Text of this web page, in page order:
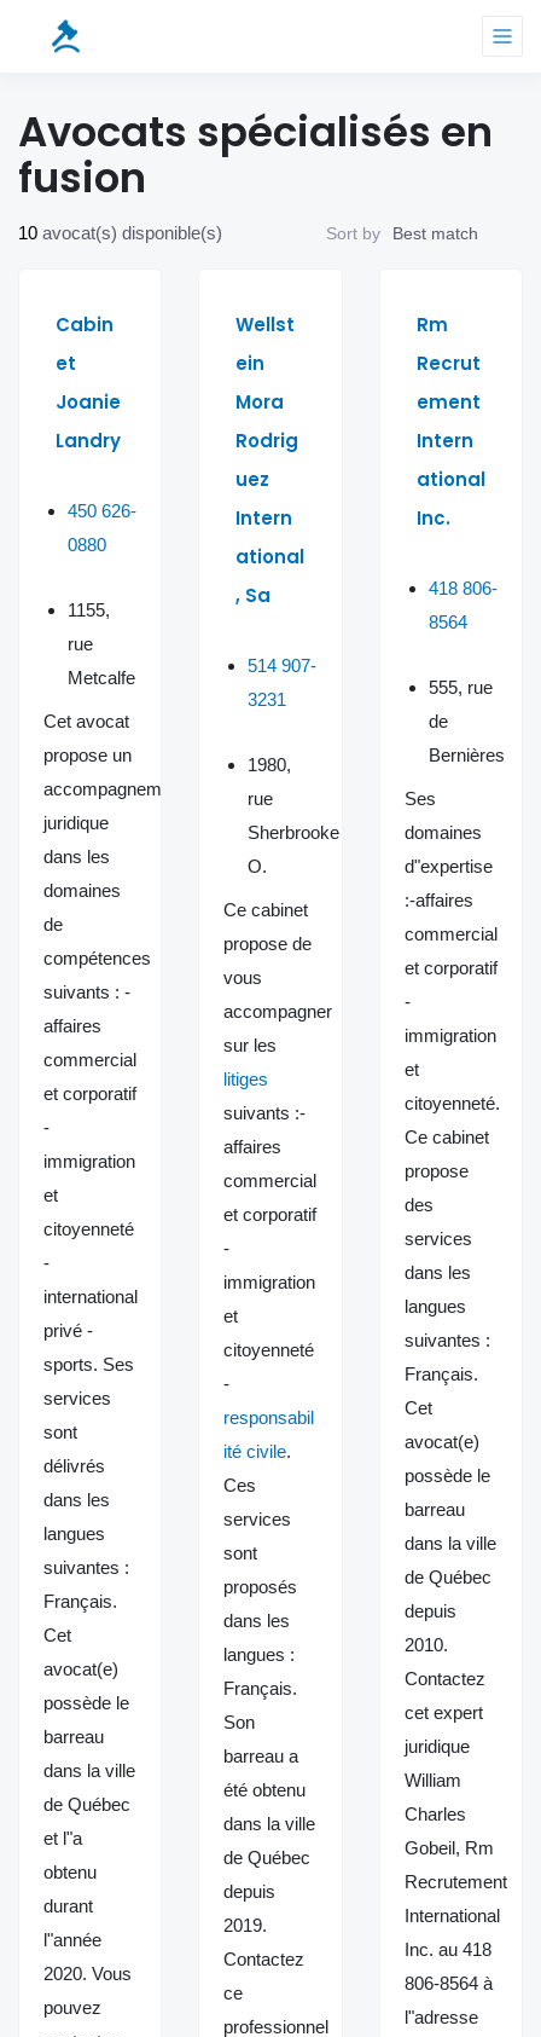
Avocats spécialisés en
fusion
10 avocat(s) disponible(s) Sort by Best match
Cabin
et
Joanie
Landry
450 626-
0880
1155,
rue
Metcalfe
Cet avocat
propose un
accompagnement
juridique
dans les
domaines
de
compétences
suivants : -
affaires
commercial
et corporatif
-
immigration
et
citoyenneté
-
international
privé -
sports. Ses
services
sont
délivrés
dans les
langues
suivantes :
Français.
Cet
avocat(e)
possède le
barreau
dans la ville
de Québec
et l"a
obtenu
durant
l"année
2020. Vous
pouvez
Wellst
ein
Mora
Rodrig
uez
Intern
ational
, Sa
514 907-
3231
1980,
rue
Sherbrooke
O.
Ce cabinet
propose de
vous
accompagner
sur les
litiges
suivants :-
affaires
commercial
et corporatif
-
immigration
et
citoyenneté
-
responsabil
ité civile.
Ces
services
sont
proposés
dans les
langues :
Français.
Son
barreau a
été obtenu
dans la ville
de Québec
depuis
2019.
Contactez
ce
professionnel
Rm
Recrut
ement
Intern
ational
Inc.
418 806-
8564
555, rue
de
Bernières
Ses
domaines
d"expertise
:-affaires
commercial
et corporatif
-
immigration
et
citoyenneté.
Ce cabinet
propose
des
services
dans les
langues
suivantes :
Français.
Cet
avocat(e)
possède le
barreau
dans la ville
de Québec
depuis
2010.
Contactez
cet expert
juridique
William
Charles
Gobeil, Rm
Recrutement
International
Inc. au 418
806-8564 à
l"adresse